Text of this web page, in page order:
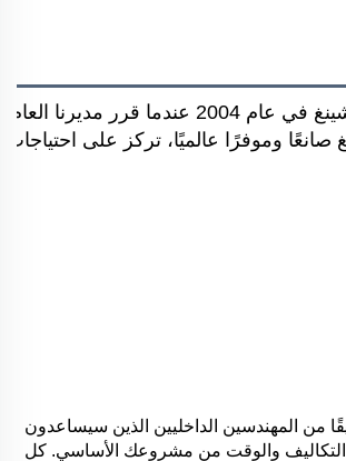
بدأت قصة هونغشينغ في عام
وموفرًا عالميًا، تركز على احتياجات